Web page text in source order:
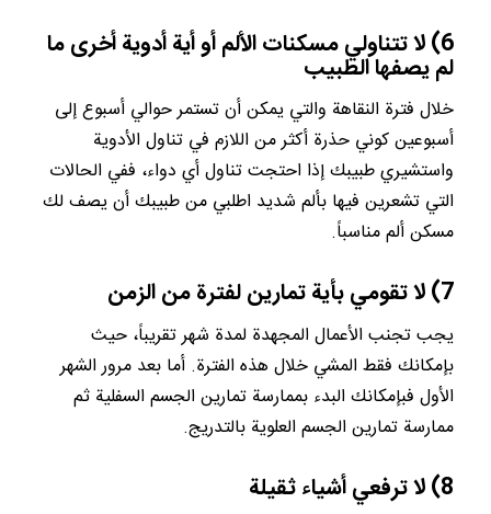
6) لا تتناولي مسكنات الألم أو أية أدوية أخرى ما
لم يصفها الطبيب
خلال فترة النقاهة والتي يمكن أن تستمر حوالي أسبوع إلى
أسبوعين كوني حذرة أكثر من اللازم في تناول الأدوية
واستشيري طبيبك إذا احتجت تناول أي دواء، ففي الحالات
التي تشعرين فيها بألم شديد اطلبي من طبيبك أن يصف لك
مسكن ألم مناسباً.
7) لا تقومي بأية تمارين لفترة من الزمن
يجب تجنب الأعمال المجهدة لمدة شهر تقريباً، حيث
بإمكانك فقط المشي خلال هذه الفترة. أما بعد مرور الشهر
الأول فبإمكانك البدء بممارسة تمارين الجسم السفلية ثم
ممارسة تمارين الجسم العلوية بالتدريج.
8) لا ترفعي أشياء ثقيلة